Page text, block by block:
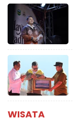
WISATA